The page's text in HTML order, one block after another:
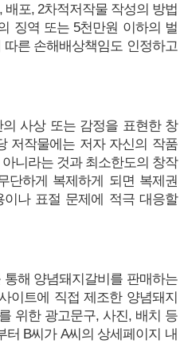
포, 2차적저작물 작성의 방법
징역 또는 5천만원 이하의 벌
른 손해배상책임도 인정하고
사상 또는 감정을 표현한 창
저작물에는 저자 자신의 작품
니라는 것과 최소한도의 창작
단하게 복제하게 되면 복제권
나 표절 문제에 적극 대응할
해 양념돼지갈비를 판매하는
이트에 직접 제조한 양념돼지
위한 광고문구, 사진, 배치 등
터 B씨가 A씨의 상세페이지 내